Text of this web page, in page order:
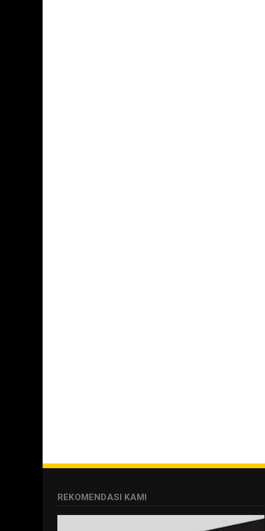
REKOMENDASI KAMI